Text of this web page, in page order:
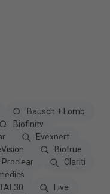
Bausch + Lomb
Biofinity
Eyexpert
Biotrue
Proclear
Clariti
Live